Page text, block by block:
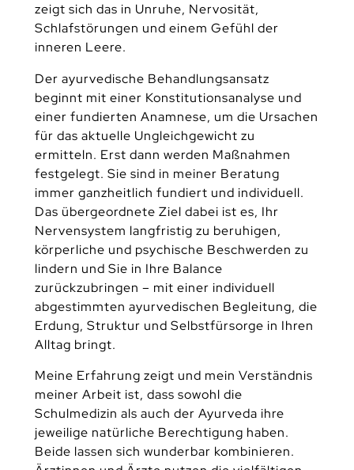
zeigt sich das in Unruhe, Nervosität,
Schlafstörungen und einem Gefühl der
inneren Leere.
Der ayurvedische Behandlungsansatz
beginnt mit einer Konstitutionsanalyse und
einer fundierten Anamnese, um die Ursachen
für das aktuelle Ungleichgewicht zu
ermitteln. Erst dann werden Maßnahmen
festgelegt. Sie sind in meiner Beratung
immer ganzheitlich fundiert und individuell.
Das übergeordnete Ziel dabei ist es, Ihr
Nervensystem langfristig zu beruhigen,
körperliche und psychische Beschwerden zu
lindern und Sie in Ihre Balance
zurückzubringen – mit einer individuell
abgestimmten ayurvedischen Begleitung, die
Erdung, Struktur und Selbstfürsorge in Ihren
Alltag bringt.
Meine Erfahrung zeigt und mein Verständnis
meiner Arbeit ist, dass sowohl die
Schulmedizin als auch der Ayurveda ihre
jeweilige natürliche Berechtigung haben.
Beide lassen sich wunderbar kombinieren.